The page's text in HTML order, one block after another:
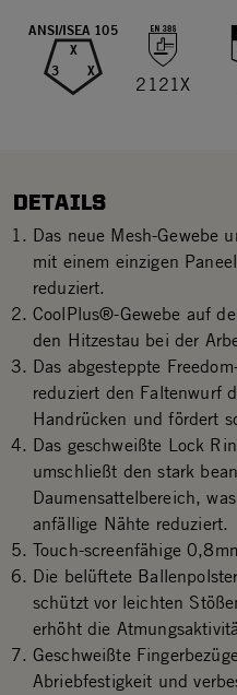
ANSI/ISEA 105
X
3 X
2121X
DETAILS
Das neue Mesh-Gewebe
mit einem einzigen
reduziert.
CoolPlus®-Gewebe auf
den Hitzestau bei der
Das abgesteppte
reduziert den Faltenwurf
Handrücken und fördert
Das geschweißte Lock
umschließt den stark
Daumensattelbereich,
anfällige Nähte reduziert.
Touch-screenfähige
Die belüftete
schützt vor leichten
erhöht die
Geschweißte
Abriebfestigkeit und